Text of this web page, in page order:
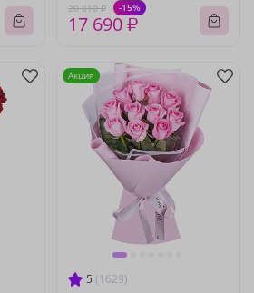
20 810 ₽ -15%
17 690 ₽
5 (1629)
Акция